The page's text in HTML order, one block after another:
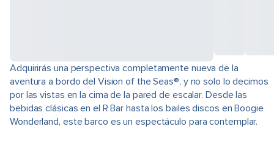
Adquirirás una perspectiva completamente nueva de la
aventura a bordo del Vision of the Seas®, y no solo lo decimos
por las vistas en la cima de la pared de escalar. Desde las
bebidas clásicas en el R Bar hasta los bailes discos en Boogie
Wonderland, este barco es un espectáculo para contemplar.